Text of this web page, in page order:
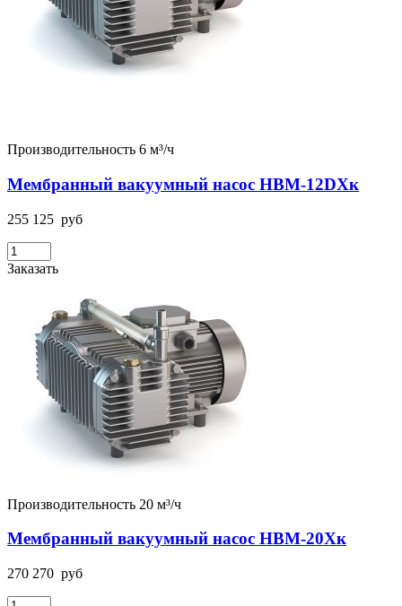
Производительность 6 м³/ч
Мембранный вакуумный насос НВМ-12DХк
255 125 руб
Заказать
Производительность 20 м³/ч
Мембранный вакуумный насос НВМ-20Хк
270 270 руб